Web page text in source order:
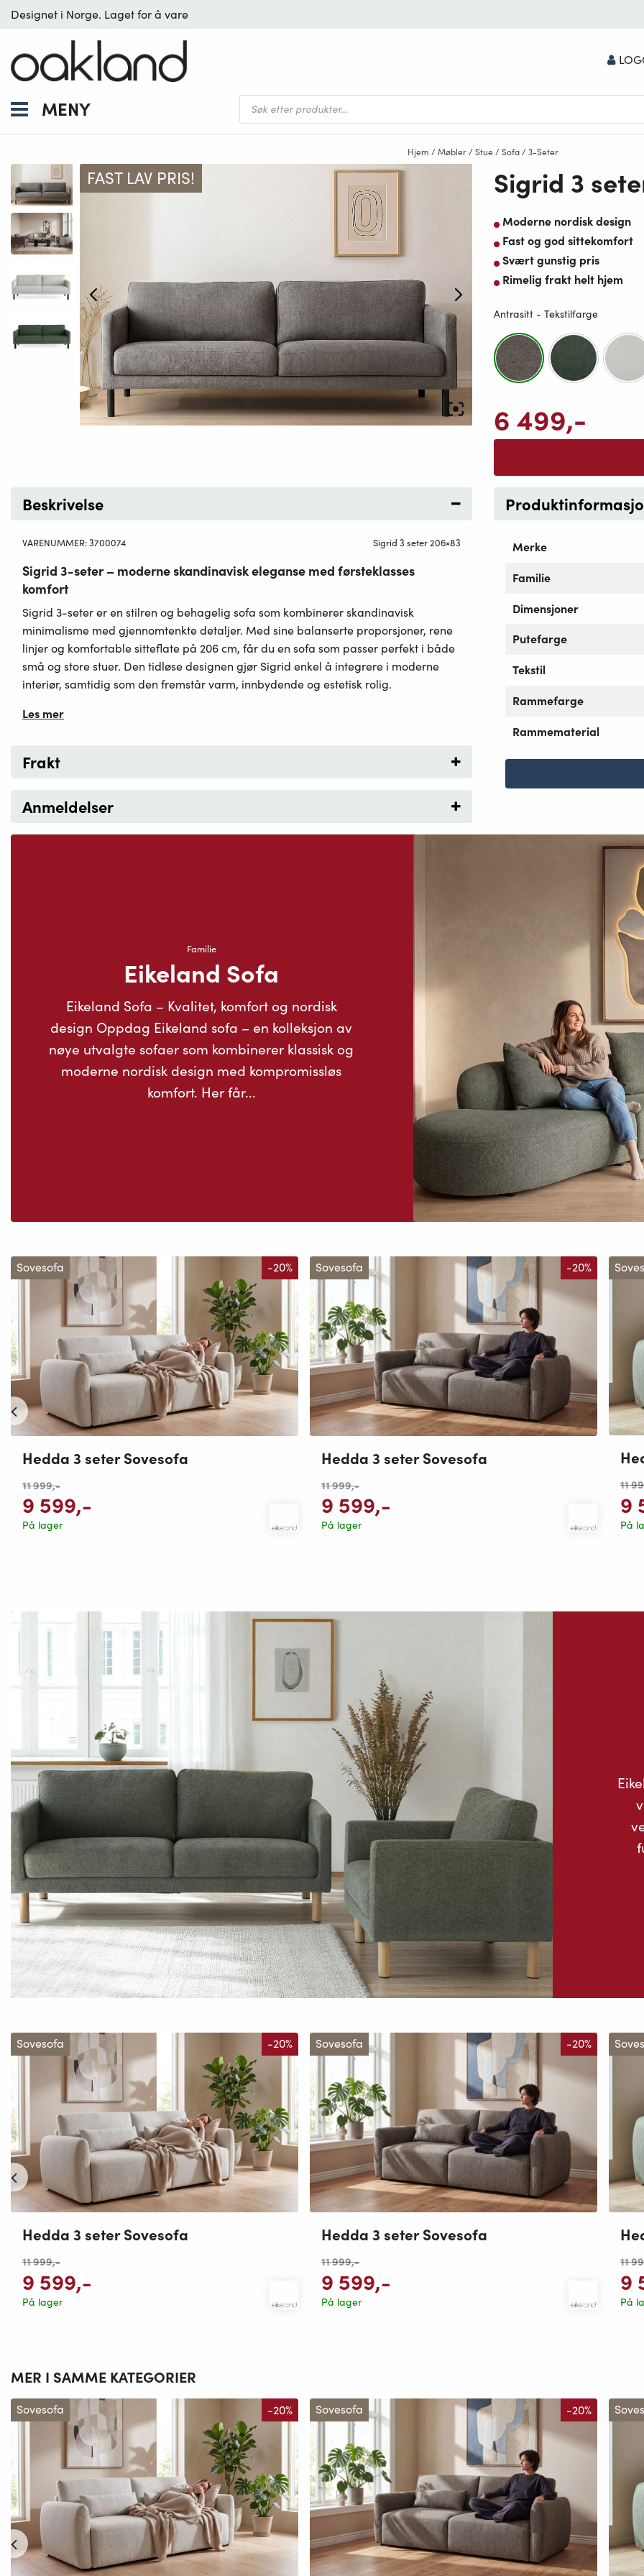
Designet i Norge. Laget for å vare
MENY
Products
search
Hjem /Møbler /Stue /Sofa /3-Seter
FAST LAV PRIS! Sigrid 3
Moderne nordisk design
Fast og god sittekomfort
Svært gunstig pris
Rimelig frakt helt hjem
Antrasitt - Tekstilfarge
6 499,-
Beskrivelse
VARENUMMER:3700074 Sigrid 3 seter 206×83
Sigrid 3-seter – moderne skandinavisk eleganse med førsteklasses
komfort
Sigrid 3-seter er en stilren og behagelig sofa som kombinerer skandinavisk
minimalisme med gjennomtenkte detaljer. Med sine balanserte proporsjoner, rene
linjer og komfortable sitteflate på 206 cm, får du en sofa som passer perfekt i både
små og store stuer. Den tidløse designen gjør Sigrid enkel å integrere i moderne
interiør, samtidig som den fremstår varm, innbydende og estetisk rolig.
Les mer
Frakt
Anmeldelser
Merke
Familie
Dimensjoner
Putefarge
Tekstil
Rammefarge
Rammematerial
Familie
Eikeland Sofa
Eikeland Sofa – Kvalitet, komfort og nordisk
design Oppdag Eikeland sofa – en kolleksjon av
nøye utvalgte sofaer som kombinerer klassisk og
moderne nordisk design med kompromissløs
komfort. Her får...
Sovesofa -20%
Hedda 3 seter Sovesofa
11 999,-
9 599,-
På lager
Sovesofa -20%
Hedda 3 seter Sovesofa
11 999,-
9 599,-
På lager
11
9
På
Sovesofa -20%
Hedda 3 seter Sovesofa
11 999,-
9 599,-
På lager
Sovesofa -20%
Hedda 3 seter Sovesofa
11 999,-
9 599,-
På lager
11
9
På
MER I SAMME KATEGORIER
Sovesofa -20% Sovesofa -20%